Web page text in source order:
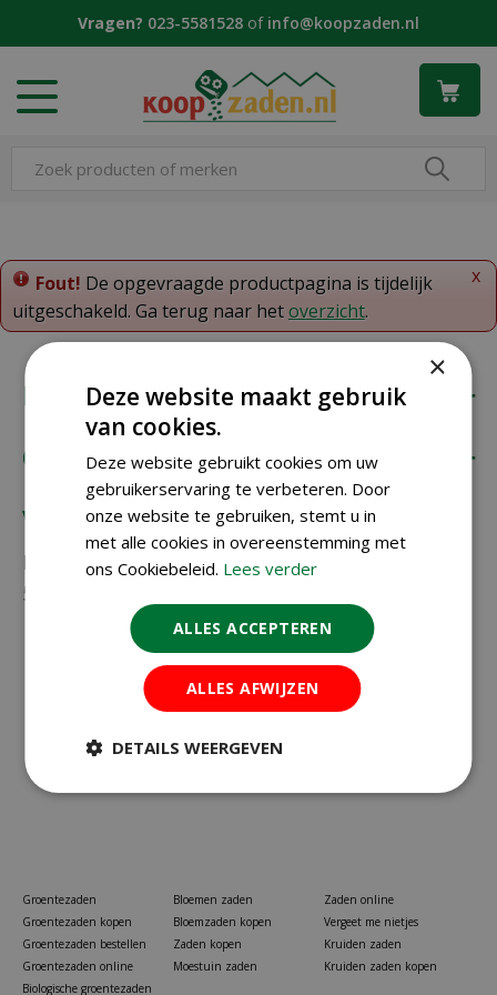
e
Vragen? 023-5581528 of info@koopzaden.nl
x
Fout! De opgevraagde productpagina is tijdelijk
uitgeschakeld. Ga terug naar hetoverzicht.
Koopzaden
Onze klantenservice
Vragen?
Neem gerust contact met ons op via
5581528
Groentezaden
Groentezaden kopen
Groentezaden bestellen
Groentezaden online
Biologische groentezaden
Bloemen zaden
Bloemzaden kopen
Zaden kopen
Moestuin zaden
Zaden online
Vergeet me nietjes
Kruiden zaden
Kruiden zaden kopen
×
Deze website maakt gebruik
van cookies.
Deze website gebruikt cookies om uw
gebruikerservaring te verbeteren. Door
onze website te gebruiken, stemt u in
met alle cookies in overeenstemming met
ons Cookiebeleid. Lees verder
ALLES ACCEPTEREN
ALLES AFWIJZEN
DETAILS WEERGEVEN